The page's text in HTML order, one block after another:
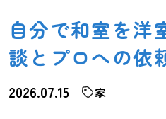
自分で和室を洋
談とプロへの依
2026.07.15 家